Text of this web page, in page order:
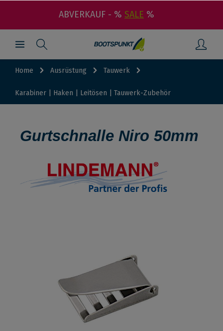
ABVERKAUF - % SALE %
Home Ausrüstung Tauwerk
Karabiner | Haken | Leitösen | Tauwerk-Zubehör
Gurtschnalle Niro 50mm